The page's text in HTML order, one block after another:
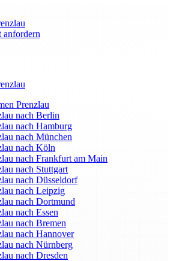
anfordern
Prenzlau
nach Berlin
nach Hamburg
nach München
nach Köln
nach Frankfurt am Main
nach Stuttgart
nach Düsseldorf
nach Leipzig
nach Dortmund
nach Essen
nach Bremen
nach Hannover
nach Nürnberg
nach Dresden